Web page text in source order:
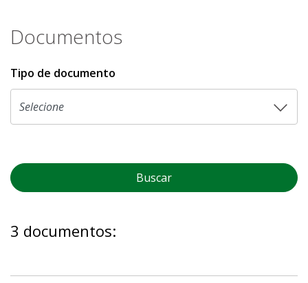
Documentos
Tipo de documento
Buscar
3 documentos: